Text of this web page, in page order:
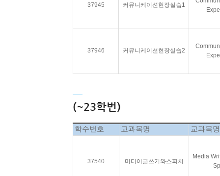
37945 커뮤니케이션현장실습1
37946 커뮤니케이션현장실습2
(~23학번)
학수번호 교과목명 교과목
37540 미디어글쓰기와스피치
Media